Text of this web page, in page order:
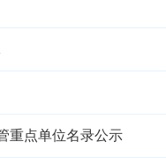
重点单位名录公示